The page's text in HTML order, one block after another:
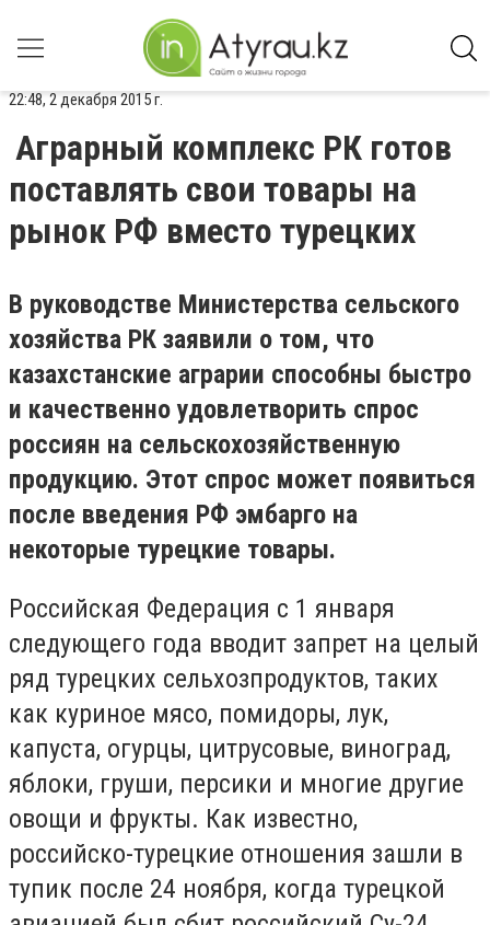
22:48, 2 декабря 2015 г.
Аграрный комплекс РК готов
поставлять свои товары на
рынок РФ вместо турецких
В руководстве Министерства сельского
хозяйства РК заявили о том, что
казахстанские аграрии способны быстро
и качественно удовлетворить спрос
россиян на сельскохозяйственную
продукцию. Этот спрос может появиться
после введения РФ эмбарго на
некоторые турецкие товары.
Российская Федерация с 1 января
следующего года вводит запрет на целый
ряд турецких сельхозпродуктов, таких
как куриное мясо, помидоры, лук,
капуста, огурцы, цитрусовые, виноград,
яблоки, груши, персики и многие другие
овощи и фрукты. Как известно,
российско-турецкие отношения зашли в
тупик после 24 ноября, когда турецкой